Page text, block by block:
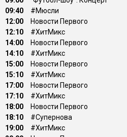
09:40
#Мюсли
12:00
Новости Первого
12:10
#ХитМикс
14:00
Новости Первого
14:10
#ХитМикс
15:00
Новости Первого
15:10
#ХитМикс
17:00
Новости Первого
17:10
#ХитМикс
18:00
Новости Первого
18:10
#Супернова
19:00
#ХитМикс